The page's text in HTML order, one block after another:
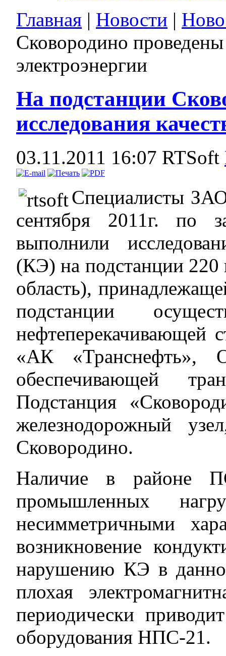
Главная | Новости |
Сковородино проведены
электроэнергии
На подстанции
исследования
03.11.2011 16:07 RTSoft
Специалисты
сентября 2011г.
выполнили
(КЭ) на подстанции
область),
подстанции
«АК «Транснефть»,
обеспечивающей
Подстанция
железнодорожный
Сковородино.
Наличие в районе
промышленных
несимметричными
возникновение
нарушению КЭ в
плохая
периодически
оборудования НПС-21.